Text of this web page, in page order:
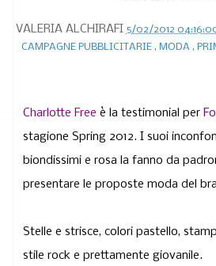
VALERIA ALCHIRAFI 5/02/2012
CAMPAGNE PUBBLICITARIE , MODA ,
Charlotte Free è la testimonial per
stagione Spring 2012. I suoi
biondissimi e rosa la fanno da
presentare le proposte moda del
Stelle e strisce, colori pastello,
stile rock e prettamente giovanile.